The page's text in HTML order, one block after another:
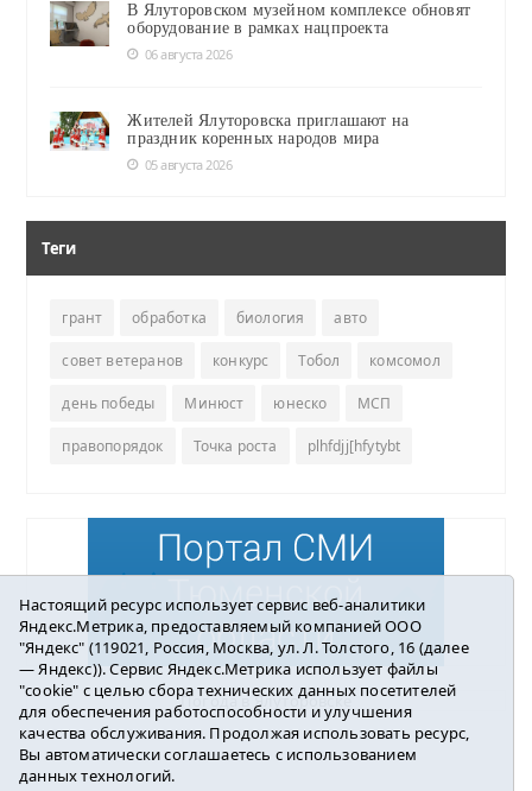
В Ялуторовском музейном комплексе обновят
оборудование в рамках нацпроекта
06 августа 2026
Жителей Ялуторовска приглашают на
праздник коренных народов мира
05 августа 2026
Теги
грант обработка биология авто
совет ветеранов конкурс Тобол комсомол
день победы Минюст юнеско МСП
правопорядок Точка роста plhfdjj[hfytybt
Погода в Ялуторовске
Настоящий ресурс использует сервис веб-аналитики
Яндекс.Метрика, предоставляемый компанией ООО
"Яндекс" (119021, Россия, Москва, ул. Л. Толстого, 16 (далее
— Яндекс)). Сервис Яндекс.Метрика использует файлы
"cookie" с целью сбора технических данных посетителей
для обеспечения работоспособности и улучшения
качества обслуживания. Продолжая использовать ресурс,
Вы автоматически соглашаетесь с использованием
данных технологий.